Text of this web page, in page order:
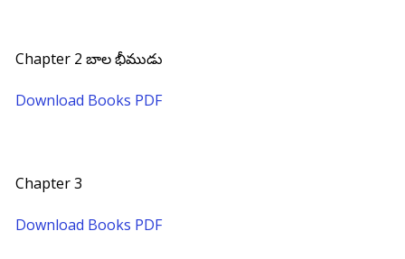
Chapter 2 బాల భీముడు
Download Books PDF
Chapter 3
Download Books PDF